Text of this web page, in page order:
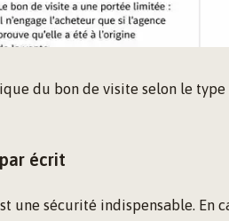
du bon de visite selon le type
écrit
une sécurité indispensable. En